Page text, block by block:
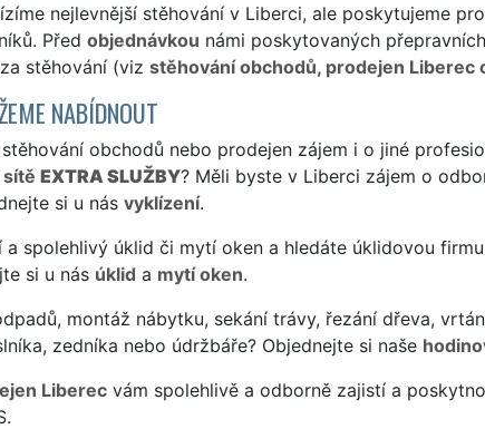
nejlevnější stěhování v Liberci, ale poskytujeme
Před objednávkou námi poskytovaných
stěhování (viz stěhování obchodů, prodejen Liberec
NABÍDNOUT
obchodů nebo prodejen zájem i o jiné
EXTRA SLUŽBY? Měli byste v Liberci zájem o
si u nás vyklízení.
spolehlivý úklid či mytí oken a hledáte úklidovou
si u nás úklid a mytí oken.
montáž nábytku, sekání trávy, řezání dřeva,
zedníka nebo údržbáře? Objednejte si naše
Liberecvám spolehlivě a odborně zajistí a